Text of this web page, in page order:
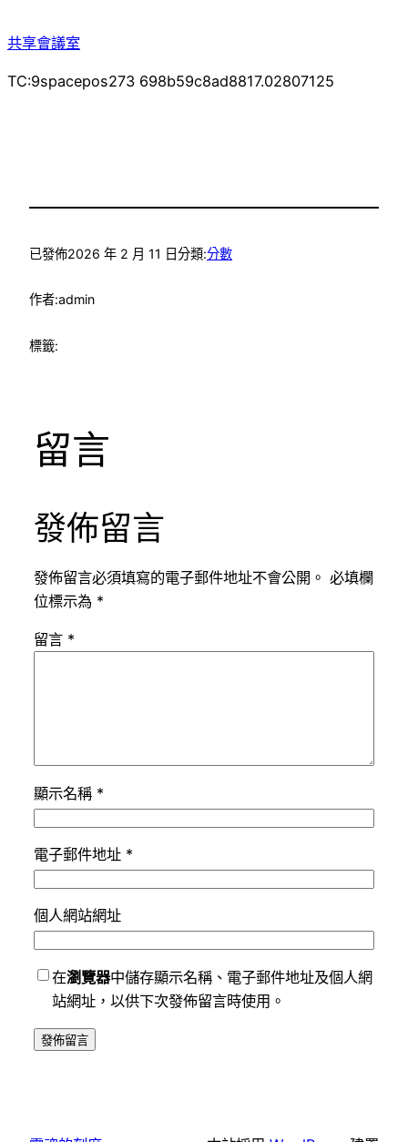
共享會議室
TC:9spacepos273 698b59c8ad8817.02807125
已發佈2026 年 2 月 11 日分類:分數
作者:admin
標籤:
留言
發佈留言
發佈留言必須填寫的電子郵件地址不會公開。 必填欄
位標示為 *
留言 *
顯示名稱 *
電子郵件地址 *
個人網站網址
在瀏覽器中儲存顯示名稱、電子郵件地址及個人網
站網址，以供下次發佈留言時使用。